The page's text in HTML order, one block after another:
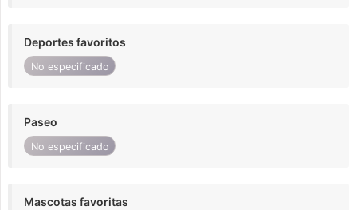
Deportes favoritos
No especificado
Paseo
No especificado
Mascotas favoritas